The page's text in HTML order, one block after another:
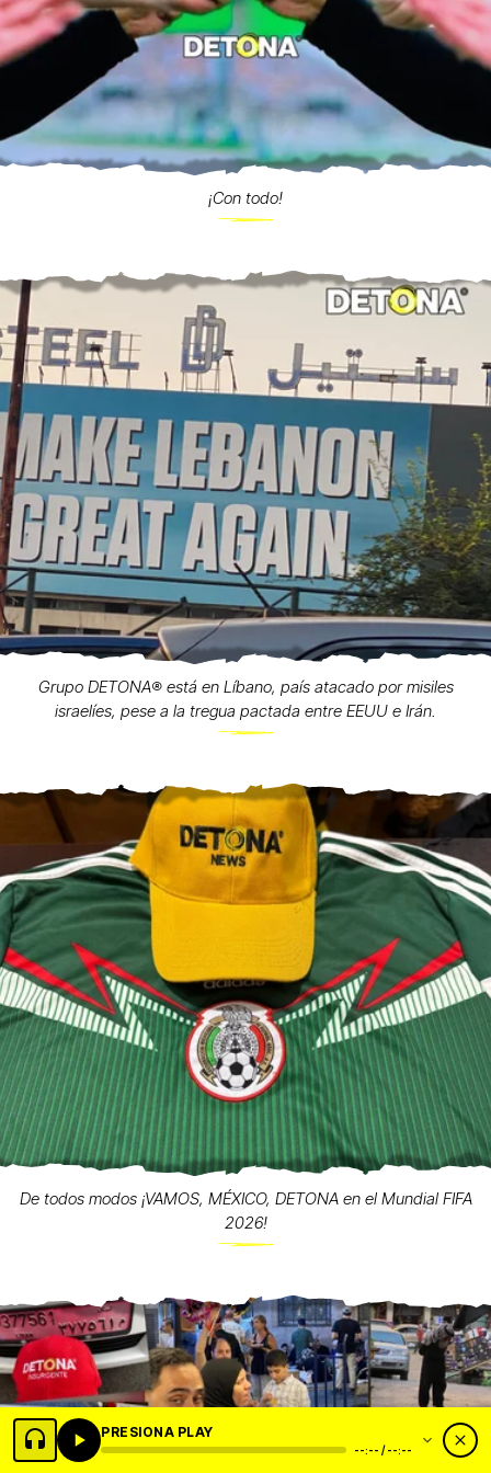
¡Con todo!
Grupo DETONA®️ está en Líbano, país atacado por misiles
israelíes, pese a la tregua pactada entre EEUU e Irán.
De todos modos ¡VAMOS, MÉXICO, DETONA en el Mundial FIFA
2026!
PRESIONA PLAY
--:-- / --:--